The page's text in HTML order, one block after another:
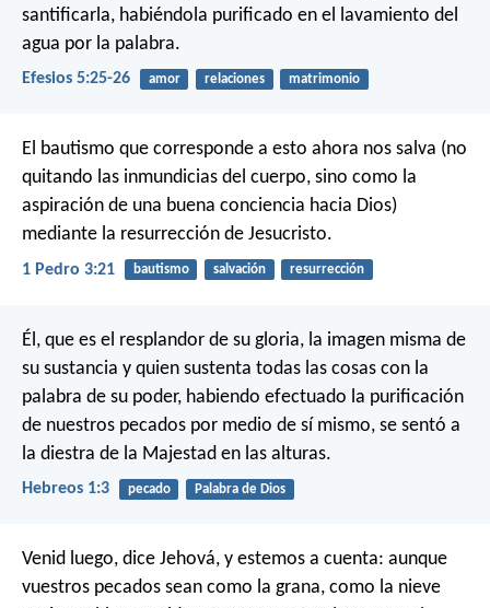
santificarla, habiéndola purificado en el lavamiento del
agua por la palabra.
Efesios 5:25-26 amor relaciones matrimonio
El bautismo que corresponde a esto ahora nos salva (no
quitando las inmundicias del cuerpo, sino como la
aspiración de una buena conciencia hacia Dios)
mediante la resurrección de Jesucristo.
1 Pedro 3:21 bautismo salvación resurrección
Él, que es el resplandor de su gloria, la imagen misma de
su sustancia y quien sustenta todas las cosas con la
palabra de su poder, habiendo efectuado la purificación
de nuestros pecados por medio de sí mismo, se sentó a
la diestra de la Majestad en las alturas.
Hebreos 1:3 pecado Palabra de Dios
Venid luego, dice Jehová, y estemos a cuenta: aunque
vuestros pecados sean como la grana, como la nieve